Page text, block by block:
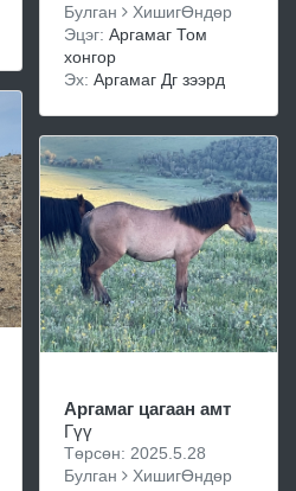
Булган
ХишигӨндөр
Эцэг: Аргамаг Том
хонгор
Эх: Аргамаг Дг зээрд
Аргамаг цагаан амт
Гүү
Төрсөн: 2025.5.28
Булган
ХишигӨндөр